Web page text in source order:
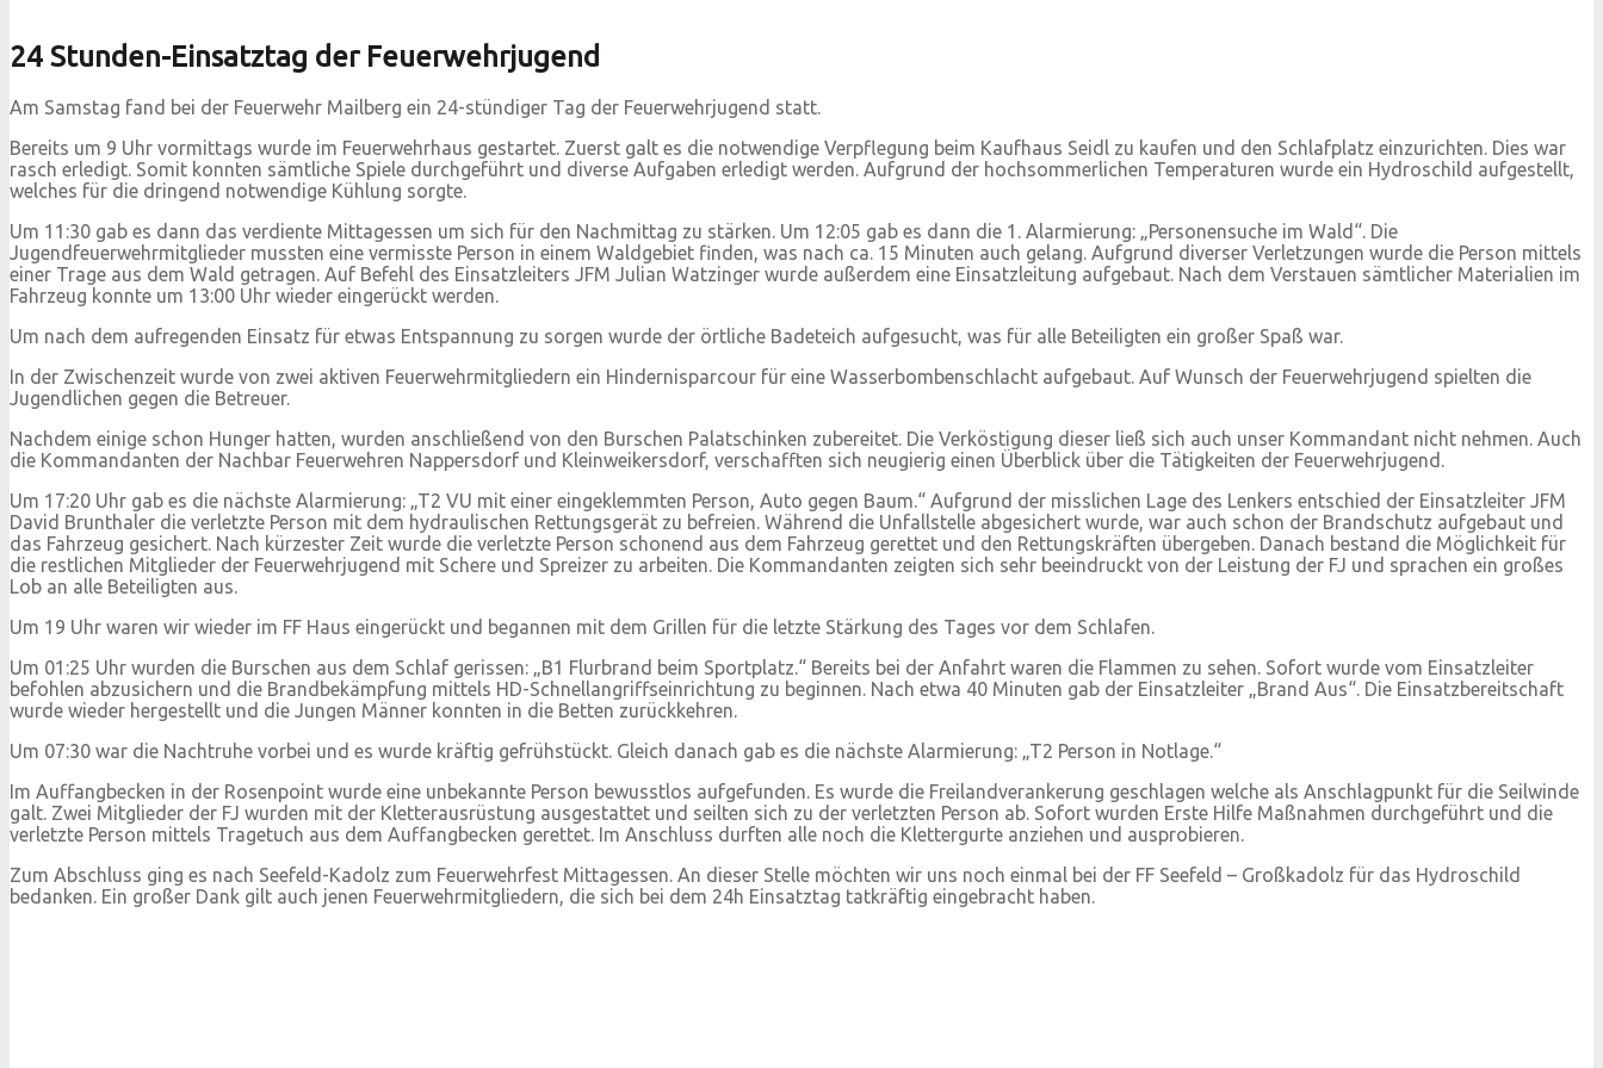
24 Stunden-Einsatztag der Feuerwehrjugend
Am Samstag fand bei der Feuerwehr Mailberg ein 24-stündiger Tag der Feuerwehrjugend statt.
Bereits um 9 Uhr vormittags wurde im Feuerwehrhaus gestartet. Zuerst galt es die notwendige Verpflegung beim Kaufhaus Seidl zu kaufen und den Schlafplatz einzurichten. Dies war
rasch erledigt. Somit konnten sämtliche Spiele durchgeführt und diverse Aufgaben erledigt werden. Aufgrund der hochsommerlichen Temperaturen wurde ein Hydroschild aufgestellt,
welches für die dringend notwendige Kühlung sorgte.
Um 11:30 gab es dann das verdiente Mittagessen um sich für den Nachmittag zu stärken. Um 12:05 gab es dann die 1. Alarmierung: „Personensuche im Wald“. Die
Jugendfeuerwehrmitglieder mussten eine vermisste Person in einem Waldgebiet finden, was nach ca. 15 Minuten auch gelang. Aufgrund diverser Verletzungen wurde die Person mittels
einer Trage aus dem Wald getragen. Auf Befehl des Einsatzleiters JFM Julian Watzinger wurde außerdem eine Einsatzleitung aufgebaut. Nach dem Verstauen sämtlicher Materialien im
Fahrzeug konnte um 13:00 Uhr wieder eingerückt werden.
Um nach dem aufregenden Einsatz für etwas Entspannung zu sorgen wurde der örtliche Badeteich aufgesucht, was für alle Beteiligten ein großer Spaß war.
In der Zwischenzeit wurde von zwei aktiven Feuerwehrmitgliedern ein Hindernisparcour für eine Wasserbombenschlacht aufgebaut. Auf Wunsch der Feuerwehrjugend spielten die
Jugendlichen gegen die Betreuer.
Nachdem einige schon Hunger hatten, wurden anschließend von den Burschen Palatschinken zubereitet. Die Verköstigung dieser ließ sich auch unser Kommandant nicht nehmen. Auch
die Kommandanten der Nachbar Feuerwehren Nappersdorf und Kleinweikersdorf, verschafften sich neugierig einen Überblick über die Tätigkeiten der Feuerwehrjugend.
Um 17:20 Uhr gab es die nächste Alarmierung: „T2 VU mit einer eingeklemmten Person, Auto gegen Baum.“ Aufgrund der misslichen Lage des Lenkers entschied der Einsatzleiter JFM
David Brunthaler die verletzte Person mit dem hydraulischen Rettungsgerät zu befreien. Während die Unfallstelle abgesichert wurde, war auch schon der Brandschutz aufgebaut und
das Fahrzeug gesichert. Nach kürzester Zeit wurde die verletzte Person schonend aus dem Fahrzeug gerettet und den Rettungskräften übergeben. Danach bestand die Möglichkeit für
die restlichen Mitglieder der Feuerwehrjugend mit Schere und Spreizer zu arbeiten. Die Kommandanten zeigten sich sehr beeindruckt von der Leistung der FJ und sprachen ein großes
Lob an alle Beteiligten aus.
Um 19 Uhr waren wir wieder im FF Haus eingerückt und begannen mit dem Grillen für die letzte Stärkung des Tages vor dem Schlafen.
Um 01:25 Uhr wurden die Burschen aus dem Schlaf gerissen: „B1 Flurbrand beim Sportplatz.“ Bereits bei der Anfahrt waren die Flammen zu sehen. Sofort wurde vom Einsatzleiter
befohlen abzusichern und die Brandbekämpfung mittels HD-Schnellangriffseinrichtung zu beginnen. Nach etwa 40 Minuten gab der Einsatzleiter „Brand Aus“. Die Einsatzbereitschaft
wurde wieder hergestellt und die Jungen Männer konnten in die Betten zurückkehren.
Um 07:30 war die Nachtruhe vorbei und es wurde kräftig gefrühstückt. Gleich danach gab es die nächste Alarmierung: „T2 Person in Notlage.“
Im Auffangbecken in der Rosenpoint wurde eine unbekannte Person bewusstlos aufgefunden. Es wurde die Freilandverankerung geschlagen welche als Anschlagpunkt für die Seilwinde
galt. Zwei Mitglieder der FJ wurden mit der Kletterausrüstung ausgestattet und seilten sich zu der verletzten Person ab. Sofort wurden Erste Hilfe Maßnahmen durchgeführt und die
verletzte Person mittels Tragetuch aus dem Auffangbecken gerettet. Im Anschluss durften alle noch die Klettergurte anziehen und ausprobieren.
Zum Abschluss ging es nach Seefeld-Kadolz zum Feuerwehrfest Mittagessen. An dieser Stelle möchten wir uns noch einmal bei der FF Seefeld – Großkadolz für das Hydroschild
bedanken. Ein großer Dank gilt auch jenen Feuerwehrmitgliedern, die sich bei dem 24h Einsatztag tatkräftig eingebracht haben.